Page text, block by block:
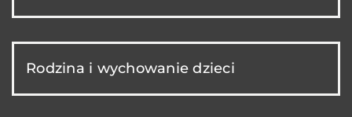
Rodzina i wychowanie dzieci